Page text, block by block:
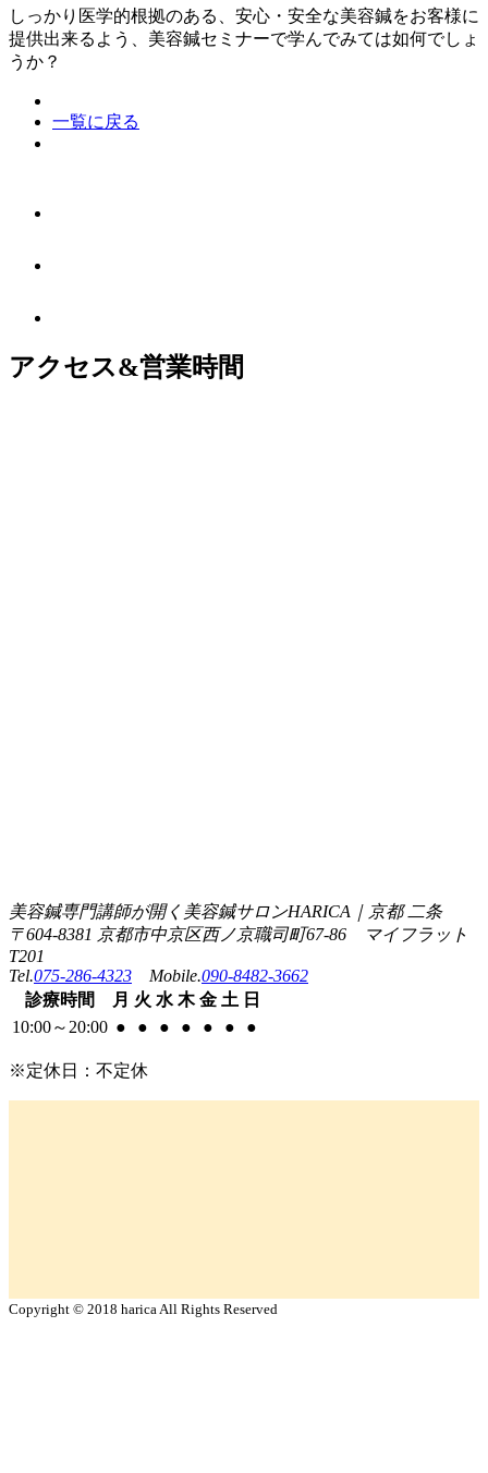
しっかり医学的根拠のある、安心・安全な美容鍼をお客様に
提供出来るよう、美容鍼セミナーで学んでみては如何でしょ
うか？
一覧に戻る
アクセス&営業時間
美容鍼専門講師が開く美容鍼サロンHARICA｜京都 二条
〒604-8381 京都市中京区西ノ京職司町67-86 マイフラット
T201
Tel.075-286-4323 Mobile.090-8482-3662
診療時間 月 火 水 木 金 土 日
10:00～ 20:00 ● ● ● ● ● ● ●
※定休日：不定休
Copyright © 2018 harica All Rights Reserved